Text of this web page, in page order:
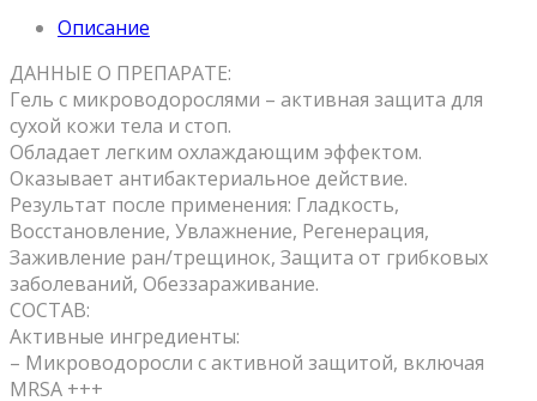
Описание
ДАННЫЕ О ПРЕПАРАТЕ:
Гель с микроводорослями – активная защита для
сухой кожи тела и стоп.
Обладает легким охлаждающим эффектом.
Оказывает антибактериальное действие.
Результат после применения: Гладкость,
Восстановление, Увлажнение, Регенерация,
Заживление ран/трещинок, Защита от грибковых
заболеваний, Обеззараживание.
СОСТАВ:
Активные ингредиенты:
– Микроводоросли с активной защитой, включая
MRSA +++